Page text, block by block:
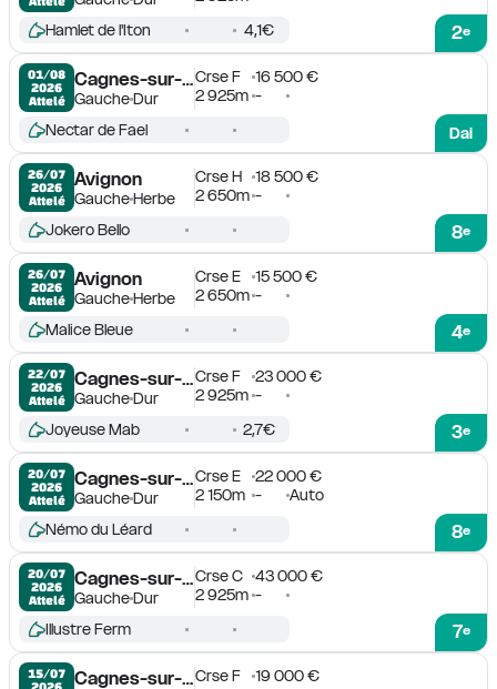
2e
Hamlet de l'Iton 4,1€
01/08
2026
Attelé
Cagnes-sur-Mer
GaucheDur
Crse F
16 500 €
2 925m -
Dai
Nectar de Fael
26/07
2026
Attelé
Avignon
GaucheHerbe
Crse H
18 500 €
2 650m -
8e
Jokero Bello
26/07
2026
Attelé
Avignon
GaucheHerbe
Crse E
15 500 €
2 650m -
4e
Malice Bleue
22/07
2026
Attelé
Cagnes-sur-Mer
GaucheDur
Crse F
23 000 €
2 925m -
3e
Joyeuse Mab 2,7€
20/07
2026
Attelé
Cagnes-sur-Mer
GaucheDur
Crse E
22 000 €
2 150m - Auto
8e
Némo du Léard
20/07
2026
Attelé
Cagnes-sur-Mer
GaucheDur
Crse C
43 000 €
2 925m -
7e
Illustre Ferm
15/07
Cagnes-sur-MerCrse F
19 000 €